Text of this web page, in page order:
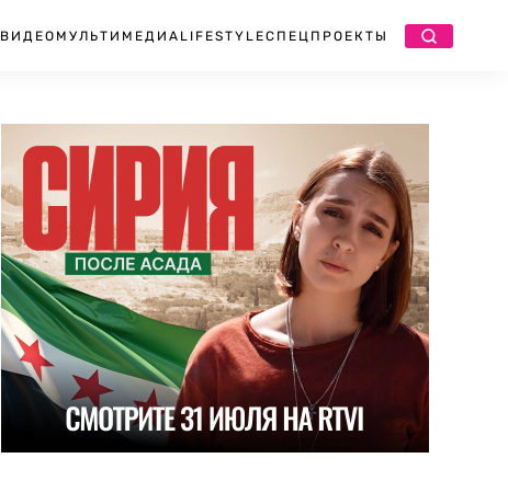
ВИДЕО МУЛЬТИМЕДИА LIFESTYLEСПЕЦПРОЕКТЫ